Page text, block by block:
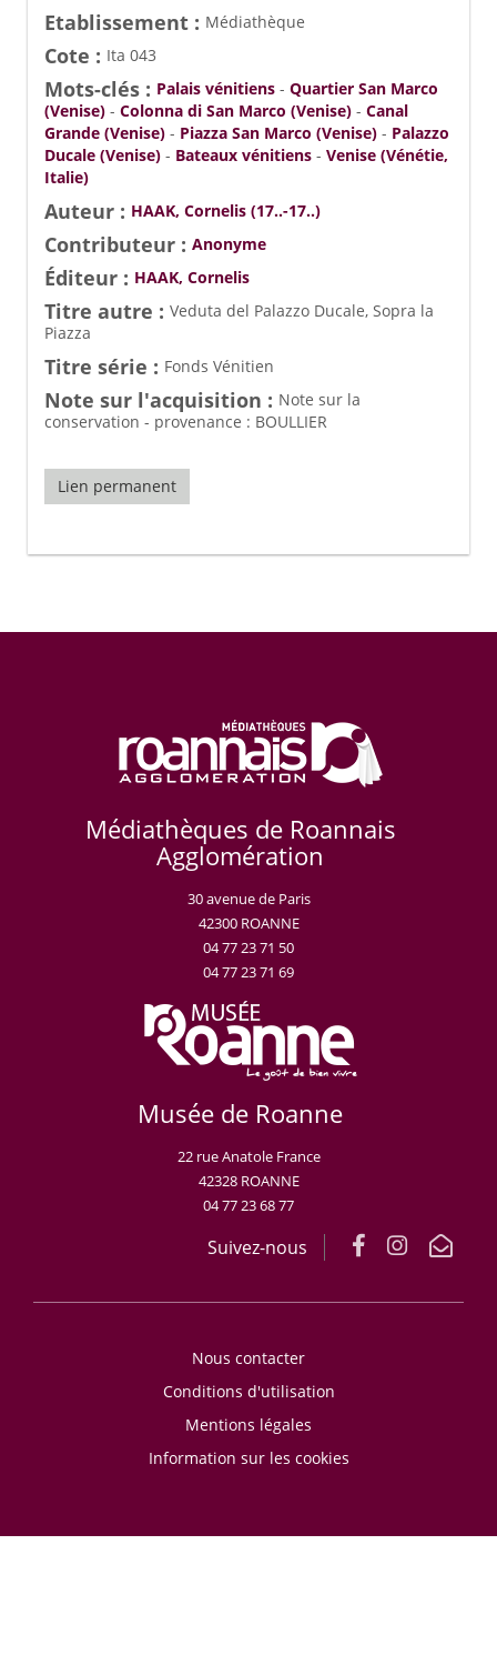
Etablissement : Médiathèque
Cote : Ita 043
Mots-clés : Palais vénitiens - Quartier San Marco
(Venise) - Colonna di San Marco (Venise) - Canal
Grande (Venise) - Piazza San Marco (Venise) - Palazzo
Ducale (Venise) - Bateaux vénitiens - Venise (Vénétie,
Italie)
Auteur : HAAK, Cornelis (17..-17..)
Contributeur : Anonyme
Éditeur : HAAK, Cornelis
Titre autre : Veduta del Palazzo Ducale, Sopra la
Piazza
Titre série : Fonds Vénitien
Note sur l'acquisition : Note sur la
conservation - provenance : BOULLIER
Lien permanent
Médiathèques de Roannais
Agglomération
30 avenue de Paris
42300 ROANNE
04 77 23 71 50
04 77 23 71 69
Musée de Roanne
22 rue Anatole France
42328 ROANNE
04 77 23 68 77
Suivez-nous
Nous contacter
Conditions d'utilisation
Mentions légales
Information sur les cookies